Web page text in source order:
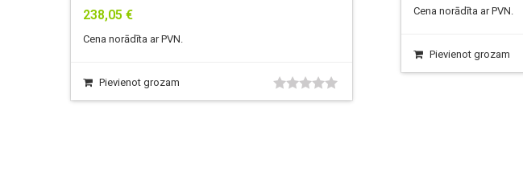
238,05 €
Cena norādīta ar PVN.
Pievienot grozam
0
Cena norādīta ar PVN.
Pievienot grozam